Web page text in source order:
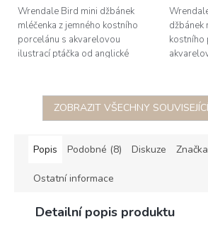
Wrendale Bird mini džbánek
mléčenka z jemného kostního
porcelánu s akvarelovou
ilustrací ptáčka od anglické
5,5cm
džbánek
kostního
ZOBRAZIT VŠECHNY
Popis Podobné (8) Diskuze Značka
Ostatní informace
Detailní popis produktu